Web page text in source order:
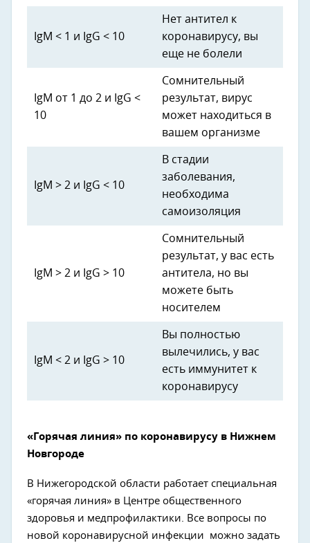
IgM < 1 и IgG < 10
Нет антител к
коронавирусу, вы
еще не болели
IgM от 1 до 2 и IgG <
10
Сомнительный
результат, вирус
может находиться в
вашем организме
IgM > 2 и IgG < 10
В стадии
заболевания,
необходима
самоизоляция
IgM > 2 и IgG > 10
Сомнительный
результат, у вас есть
антитела, но вы
можете быть
носителем
IgM < 2 и IgG > 10
Вы полностью
вылечились, у вас
есть иммунитет к
коронавирусу
«Горячая линия» по коронавирусу в Нижнем
Новгороде
В Нижегородской области работает специальная
«горячая линия» в Центре общественного
здоровья и медпрофилактики. Все вопросы по
новой коронавирусной инфекции можно задать